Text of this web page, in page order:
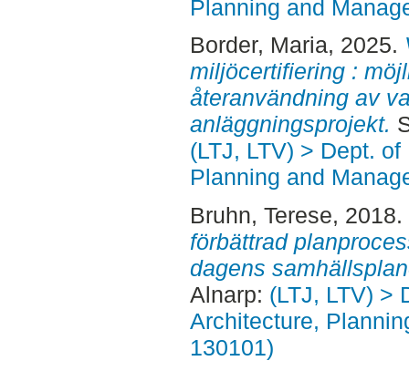
Planning and
Border, Maria, 2025.
miljöcertifiering :
återanvändning av
anläggningsprojekt.
(LTJ, LTV) > Dept.
Planning and
Bruhn, Terese, 2018.
förbättrad
dagens
Alnarp: (LTJ, LTV) >
Architecture,
130101)